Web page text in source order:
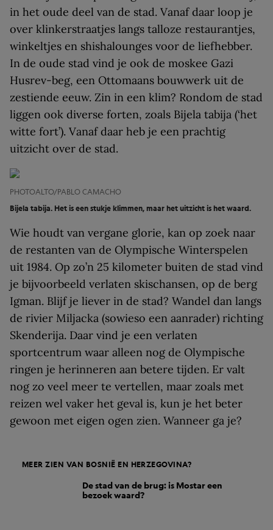
in het oude deel van de stad. Vanaf daar loop je
over klinkerstraatjes langs talloze restaurantjes,
winkeltjes en shishalounges voor de liefhebber.
In de oude stad vind je ook de moskee Gazi
Husrev-beg, een Ottomaans bouwwerk uit de
zestiende eeuw. Zin in een klim? Rondom de stad
liggen ook diverse forten, zoals Bijela tabija (‘het
witte fort’). Vanaf daar heb je een prachtig
uitzicht over de stad.
PHOTOALTO/PABLO CAMACHO
Bijela tabija. Het is een stukje klimmen, maar het uitzicht is het waard.
Wie houdt van vergane glorie, kan op zoek naar
de restanten van de Olympische Winterspelen
uit 1984. Op zo’n 25 kilometer buiten de stad vind
je bijvoorbeeld verlaten skischansen, op de berg
Igman. Blijf je liever in de stad? Wandel dan langs
de rivier Miljacka (sowieso een aanrader) richting
Skenderija. Daar vind je een verlaten
sportcentrum waar alleen nog de Olympische
ringen je herinneren aan betere tijden. Er valt
nog zo veel meer te vertellen, maar zoals met
reizen wel vaker het geval is, kun je het beter
gewoon met eigen ogen zien. Wanneer ga je?
MEER ZIEN VAN BOSNIË EN HERZEGOVINA?
De stad van de brug: is Mostar een
bezoek waard?